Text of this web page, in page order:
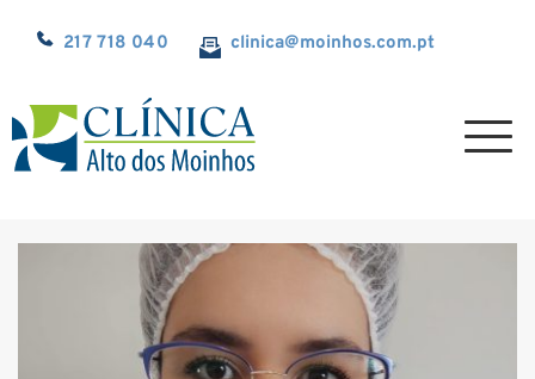
217 718 040 clinica@moinhos.com.pt